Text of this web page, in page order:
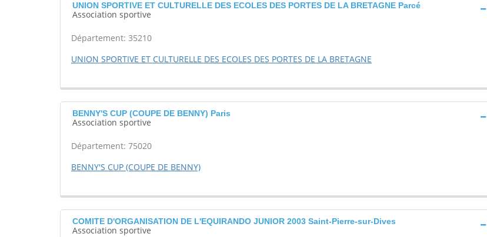
UNION SPORTIVE ET CULTURELLE DES ECOLES DES PORTES DE LA BRETAGNE Parcé
Association sportive
Département: 35210
UNION SPORTIVE ET CULTURELLE DES ECOLES DES PORTES DE LA BRETAGNE
BENNY'S CUP (COUPE DE BENNY) Paris
Association sportive
Département: 75020
BENNY'S CUP (COUPE DE BENNY)
COMITE D'ORGANISATION DE L'EQUIRANDO JUNIOR 2003 Saint-Pierre-sur-Dives
Association sportive